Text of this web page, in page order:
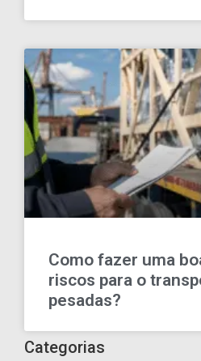
Como fazer uma
riscos para o
pesadas?
Categorias